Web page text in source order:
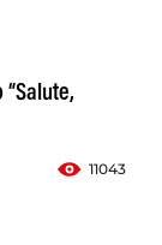
11043